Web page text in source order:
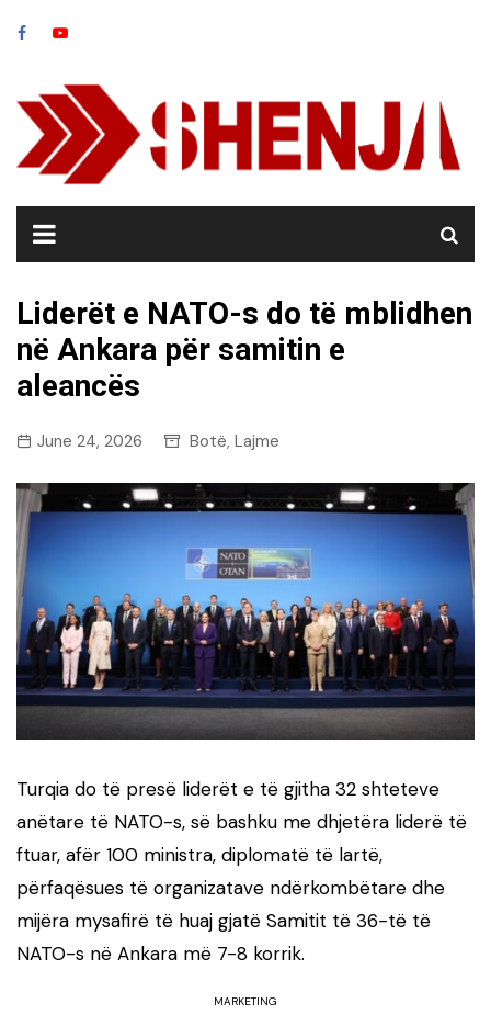
Liderët e NATO-s do të mblidhen
në Ankara për samitin e
aleancës
June 24, 2026 Botë, Lajme
Turqia do të presë liderët e të gjitha 32 shteteve
anëtare të NATO-s, së bashku me dhjetëra liderë të
ftuar, afër 100 ministra, diplomatë të lartë,
përfaqësues të organizatave ndërkombëtare dhe
mijëra mysafirë të huaj gjatë Samitit të 36-të të
NATO-s në Ankara më 7-8 korrik.
MARKETING